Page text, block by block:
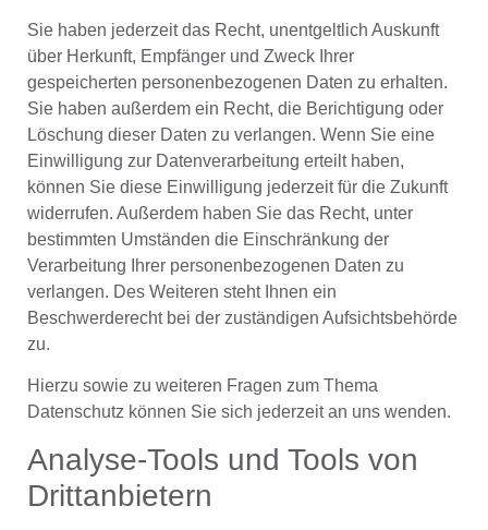
Sie haben jederzeit das Recht, unentgeltlich Auskunft
über Herkunft, Empfänger und Zweck Ihrer
gespeicherten personenbezogenen Daten zu erhalten.
Sie haben außerdem ein Recht, die Berichtigung oder
Löschung dieser Daten zu verlangen. Wenn Sie eine
Einwilligung zur Datenverarbeitung erteilt haben,
können Sie diese Einwilligung jederzeit für die Zukunft
widerrufen. Außerdem haben Sie das Recht, unter
bestimmten Umständen die Einschränkung der
Verarbeitung Ihrer personenbezogenen Daten zu
verlangen. Des Weiteren steht Ihnen ein
Beschwerderecht bei der zuständigen Aufsichtsbehörde
zu.
Hierzu sowie zu weiteren Fragen zum Thema
Datenschutz können Sie sich jederzeit an uns wenden.
Analyse-Tools und Tools von
Dritt­anbietern